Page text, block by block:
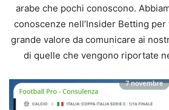
arabe che pochi conoscono.
conoscenze nell’Insider Betting
grande valore da comunicare ai
di quelle che vengono riportate